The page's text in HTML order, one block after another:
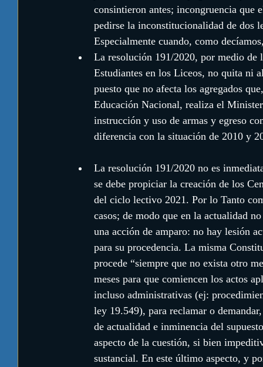
consintieron antes; incongruencia que
pedirse la inconstitucionalidad de dos
Especialmente cuando, como
La resolución 191/2020, por medio
Estudiantes en los Liceos, no quita ni
puesto que no afecta los agregados
Educación Nacional, realiza el
instrucción y uso de armas y egreso
diferencia con la situación de 2010 y
La resolución 191/2020 no es
se debe propiciar la creación de los
del ciclo lectivo 2021. Por lo Tanto
casos; de modo que en la actualidad
una acción de amparo: no hay lesión
para su procedencia. La misma
procede “siempre que no exista otro
meses para que comiencen los actos
incluso administrativas (ej:
ley 19.549), para reclamar o
de actualidad e inminencia del
aspecto de la cuestión, si bien
sustancial. En este último aspecto, y